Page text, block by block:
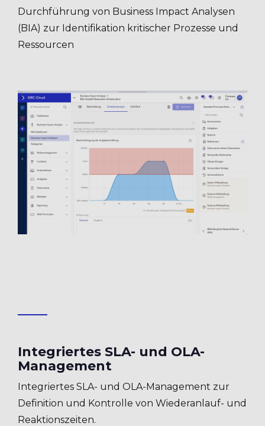
Durchführung von Business Impact Analysen
(BIA) zur Identifikation kritischer Prozesse und
Ressourcen
Integriertes SLA- und OLA-
Management
Integriertes SLA- und OLA-Management zur
Definition und Kontrolle von Wiederanlauf- und
Reaktionszeiten.